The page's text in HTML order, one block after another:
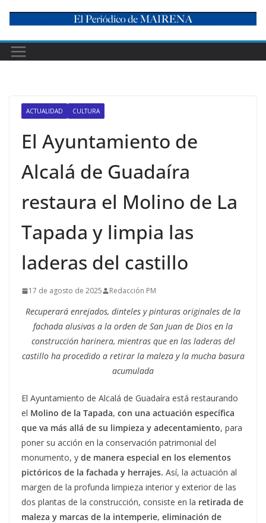
content
ACTUALIDAD CULTURA
El Ayuntamiento de
Alcalá de Guadaíra
restaura el Molino de La
Tapada y limpia las
laderas del castillo
17 de agosto de 2025 Redacción PM
Recuperará enrejados, dinteles y pinturas originales de la
fachada alusivas a la orden de San Juan de Dios en la
construcción harinera, mientras que en las laderas del
castillo ha procedido a retirar la maleza y la mucha basura
acumulada
El Ayuntamiento de Alcalá de Guadaíra está restaurando
el Molino de la Tapada, con una actuación específica
que va más allá de su limpieza y adecentamiento, para
poner su acción en la conservación patrimonial del
monumento, y de manera especial en los elementos
pictóricos de la fachada y herrajes. Así, la actuación al
margen de la profunda limpieza interior y exterior de las
dos plantas de la construcción, consiste en la retirada de
maleza y marcas de la intemperie, eliminación de